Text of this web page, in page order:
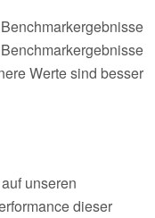
Werte sind besser
unseren
dieser